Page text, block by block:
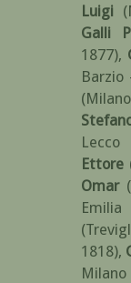
Luigi
Galli
1877),
Barzio
Lecco
Ettore
Omar
1818),